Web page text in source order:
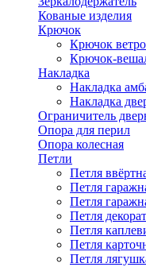
Кованые изделия
Крючок
Крючок
Крючок-
Накладка
Накладка
Накладка
Ограничитель
Опора для перил
Опора колесная
Петли
Петля
Петля
Петля
Петля
Петля
Петля
Петля